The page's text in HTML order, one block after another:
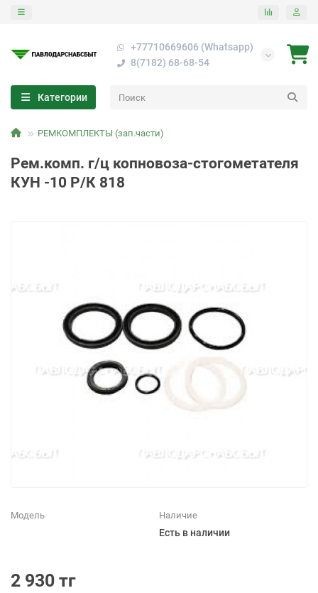
+77710669606 (Whatsapp)
8(7182) 68-68-54
Категории
РЕМКОМПЛЕКТЫ (зап.части)
Рем.комп. г/ц копновоза-стогометателя
КУН -10 Р/К 818
Модель Наличие
Есть в наличии
2 930 тг